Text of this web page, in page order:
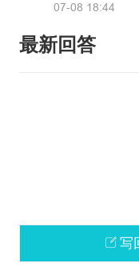
宗商品、指
易服务，但
金融服务牌
政策警告：
07-08 18:44
最新回答
写